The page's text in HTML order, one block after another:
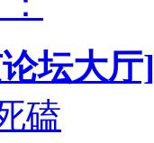
坛大厅]
磕